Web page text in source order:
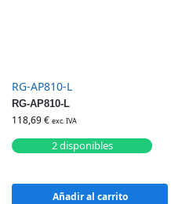
RG-AP810-L
RG-AP810-L
118,69€ exc. IVA
Añadir al carrito
2 disponibles